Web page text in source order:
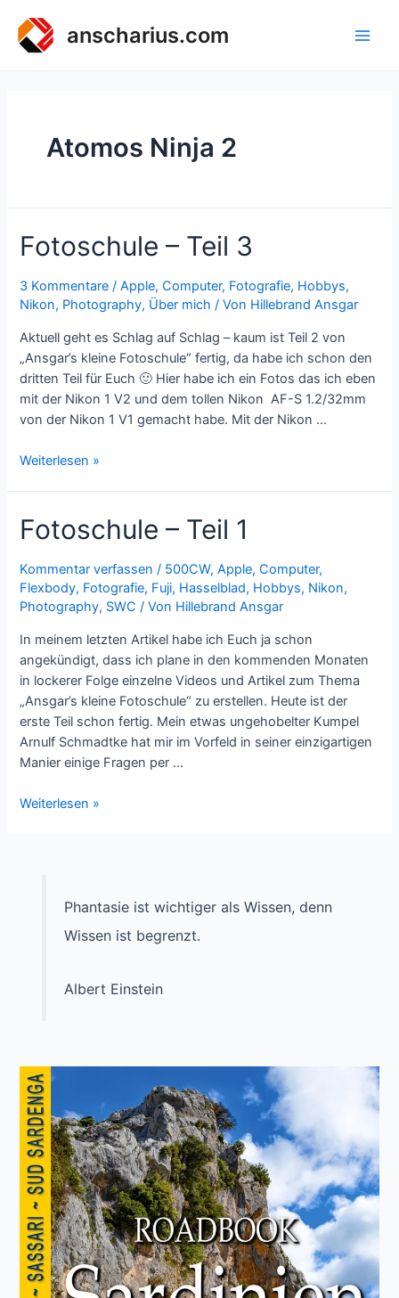
Inhalt
springen
anscharius.com
Atomos Ninja 2
Fotoschule – Teil 3
3 Kommentare /Apple,Computer, Fotografie, Hobbys,
Nikon, Photography, Über mich / Von Hillebrand Ansgar
Aktuell geht es Schlag auf Schlag – kaum ist Teil 2 von
„Ansgar’s kleine Fotoschule“ fertig, da habe ich schon den
dritten Teil für Euch 🙂 Hier habe ich ein Fotos das ich eben
mit der Nikon 1 V2 und dem tollen Nikon AF-S 1.2/32mm
von der Nikon 1 V1 gemacht habe. Mit der Nikon …
Fotoschule
3
Weiterlesen »
Fotoschule – Teil 1
Kommentar verfassen / 500CW,Apple,Computer,
Flexbody, Fotografie, Fuji, Hasselblad, Hobbys, Nikon,
Photography, SWC / Von Hillebrand Ansgar
In meinem letzten Artikel habe ich Euch ja schon
angekündigt, dass ich plane in den kommenden Monaten
in lockerer Folge einzelne Videos und Artikel zum Thema
„Ansgar’s kleine Fotoschule“ zu erstellen. Heute ist der
erste Teil schon fertig. Mein etwas ungehobelter Kumpel
Arnulf Schmadtke hat mir im Vorfeld in seiner einzigartigen
Manier einige Fragen per …
Fotoschule
Weiterlesen »
Phantasie ist wichtiger als Wissen, denn
Wissen ist begrenzt.
Albert Einstein